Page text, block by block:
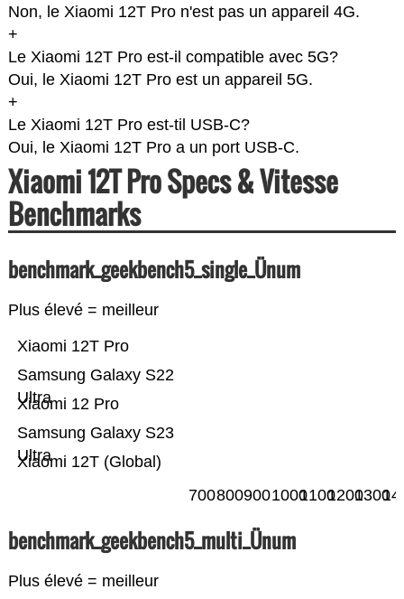
Non, le Xiaomi 12T Pro n'est pas un appareil 4G.
+
Le Xiaomi 12T Pro est-il compatible avec 5G?
Oui, le Xiaomi 12T Pro est un appareil 5G.
+
Le Xiaomi 12T Pro est-til USB-C?
Oui, le Xiaomi 12T Pro a un port USB-C.
Xiaomi 12T Pro Specs & Vitesse
Benchmarks
benchmark_geekbench5_single_Ünum
Plus élevé = meilleur
Xiaomi 12T (Global)
Samsung Galaxy S23
Ultra
Xiaomi 12 Pro
Samsung Galaxy S22
Ultra
Xiaomi 12T Pro
7008009001000110012001300
benchmark_geekbench5_multi_Ünum
Plus élevé = meilleur